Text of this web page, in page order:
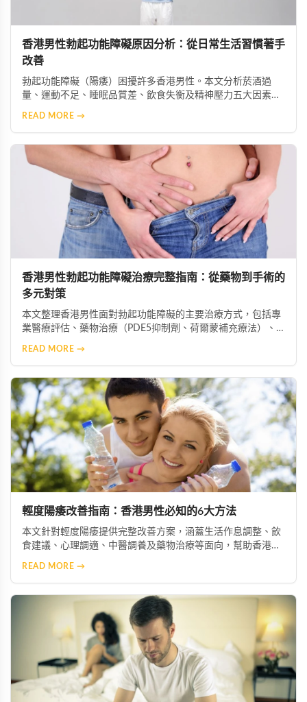
香港男性勃起功能障礙原因分析：從日常生活習慣著手
改善
勃起功能障礙（陽痿）困擾許多香港男性。本文分析菸酒過
量、運動不足、睡眠品質差、飲食失衡及精神壓力五大因素如
READ MORE →
香港男性勃起功能障礙治療完整指南：從藥物到手術的
多元對策
本文整理香港男性面對勃起功能障礙的主要治療方式，包括專
業醫療評估、藥物治療（PDE5抑制劑、荷爾蒙補充療法）、
READ MORE →
輕度陽痿改善指南：香港男性必知的6大方法
本文針對輕度陽痿提供完整改善方案，涵蓋生活作息調整、飲
食建議、心理調適、中醫調養及藥物治療等面向，幫助香港男
READ MORE →